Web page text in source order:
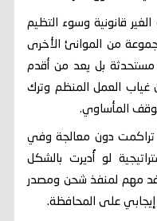
قانونية وسوء التظيم
من الموانئ الأخرى
مستحدثة بل يعد من أقدم
غياب العمل المنظم وترك
المأساوي.
تراكمت دون معالجة وفي
لو أُديرت بالشكل
مهم لمنفذ شحن ومصدر
إيجابي على المحافظة.